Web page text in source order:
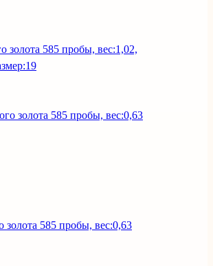
золота 585 пробы, вес:1,02,
золота 585 пробы, вес:0,63